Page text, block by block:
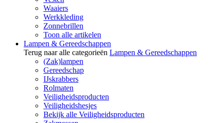
Waaiers
Werkkleding
Zonnebrillen
Toon alle artikelen
Lampen & Gereedschappen
Terug naar alle categorieën Lampen & Gereedschappen
(Zak)lampen
Gereedschap
IJskrabbers
Rolmaten
Veiligheidsproducten
Veiligheidshesjes
Bekijk alle Veiligheidsproducten